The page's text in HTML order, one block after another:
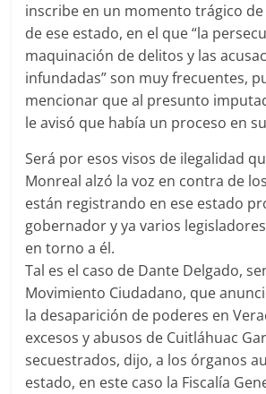
inscribe en un momento trágico
de ese estado, en el que “la
maquinación de delitos y las
infundadas” son muy frecuentes,
mencionar que al presunto
le avisó que había un proceso en
Será por esos visos de ilegalidad
Monreal alzó la voz en contra de
están registrando en ese estado
gobernador y ya varios
en torno a él.
Tal es el caso de Dante Delgado,
Movimiento Ciudadano, que
la desaparición de poderes en
excesos y abusos de Cuitláhuac
secuestrados, dijo, a los órganos
estado, en este caso la Fiscalía